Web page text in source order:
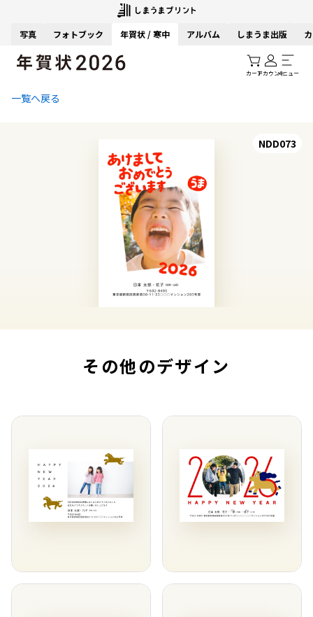
写真 フォトブック 年賀状 / 寒中 アルバム しまうま出版
カートアカウントメニュー
一覧へ戻る
NDD073
その他のデザイン